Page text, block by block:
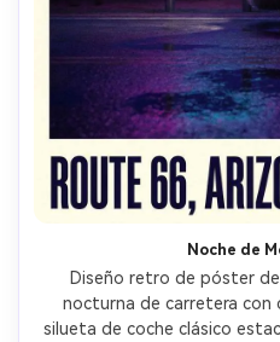
Noche de
Diseño retro de póster
nocturna de carretera con
silueta de coche clásico